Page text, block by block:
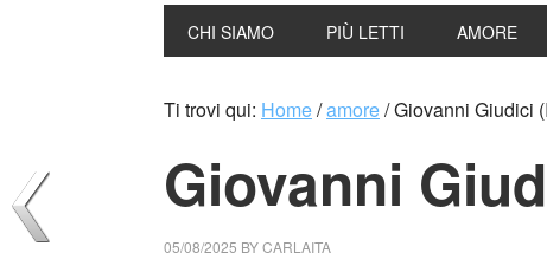
CHI SIAMO PIÙ LETTI AMORE
Ti trovi qui: Home/amore/Giovanni Giudici
Giovanni
05/08/2025 BYCARLAITA